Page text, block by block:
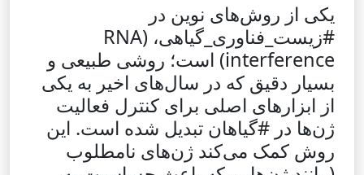
یکی از روش‌های نوین در
#زیست‌_فناوری_گیاهی، (RNA
interference) است؛ روشی طبیعی و
بسیار دقیق که در سال‌های اخیر به یکی
از ابزارهای اصلی برای کنترل فعالیت
ژن‌ها در #گیاهان تبدیل شده است. این
روش کمک می‌کند ژن‌های نامطلوب